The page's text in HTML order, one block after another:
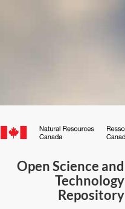
Canada.ca
Open Science and
Technology
Repository